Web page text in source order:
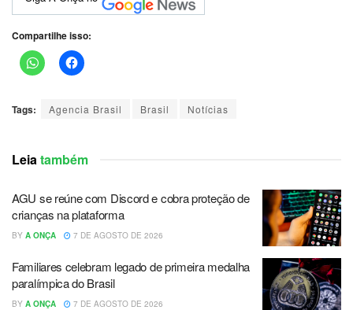
Compartilhe isso:
Tags: Agencia Brasil Brasil Notícias
Leiatambém
AGU se reúne com Discord e cobra proteção de
crianças na plataforma
BY A ONÇA 7 DE AGOSTO DE 2026
Familiares celebram legado de primeira medalha
paralímpica do Brasil
BY A ONÇA 7 DE AGOSTO DE 2026